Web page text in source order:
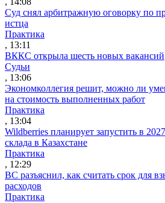
Суд снял арбитражную оговорку по
истца
Практика
, 13:11
ВККС открыла шесть новых вакансий
Судьи
, 13:06
Экономколлегия решит, можно ли
на стоимость выполненных работ
Практика
, 13:04
Wildberries планирует запустить в
склада в Казахстане
Практика
, 12:29
ВС разъяснил, как считать срок для
расходов
Практика